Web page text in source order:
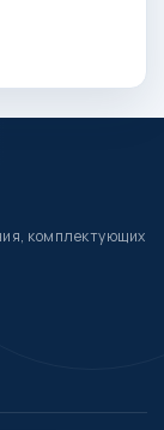
комплектующих